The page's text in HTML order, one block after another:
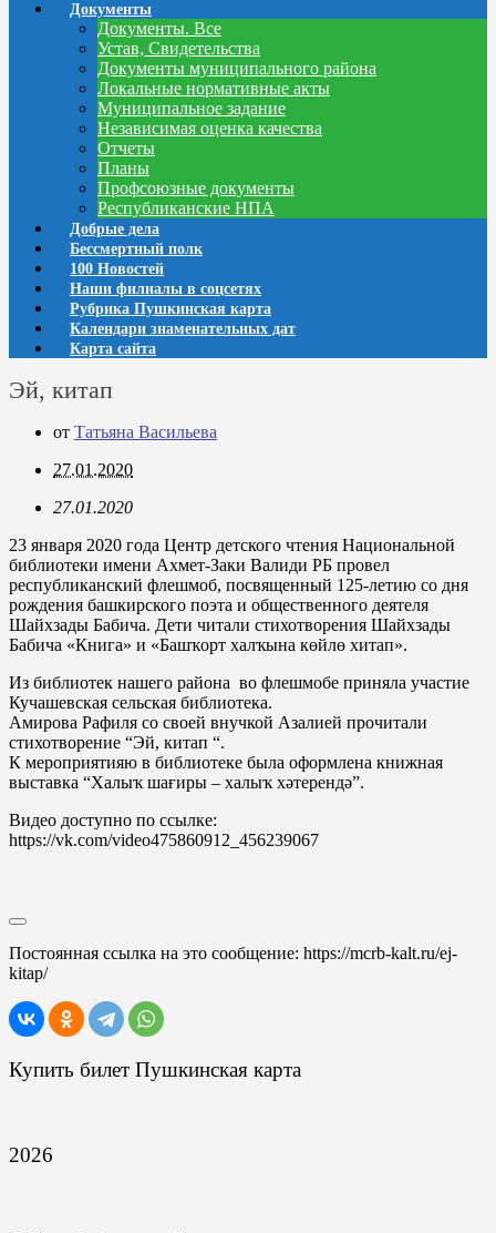
Документы
Документы. Все
Устав, Свидетельства
Документы муниципального района
Локальные нормативные акты
Муниципальное задание
Независимая оценка качества
Отчеты
Планы
Профсоюзные документы
Республиканские НПА
Добрые дела
Бессмертный полк
100 Новостей
Наши филиалы в соцсетях
Рубрика Пушкинская карта
Календари знаменательных дат
Карта сайта
Эй, китап
от Татьяна Васильева
27.01.2020
27.01.2020
23 января 2020 года Центр детского чтения Национальной
библиотеки имени Ахмет-Заки Валиди РБ провел
республиканский флешмоб, посвященный 125-летию со дня
рождения башкирского поэта и общественного деятеля
Шайхзады Бабича. Дети читали стихотворения Шайхзады
Бабича «Книга» и «Башҡорт халҡына көйлө хитап».
Из библиотек нашего района во флешмобе приняла участие
Кучашевская сельская библиотека.
Амирова Рафиля со своей внучкой Азалией прочитали
стихотворение “Эй, китап “.
К мероприятияю в библиотеке была оформлена книжная
выставка “Халыҡ шағиры – халыҡ хәтерендә”.
Видео доступно по ссылке:
https://vk.com/video475860912_456239067
Постоянная ссылка на это сообщение: https://mcrb-kalt.ru/ej-
kitap/
Купить билет Пушкинская карта
2026